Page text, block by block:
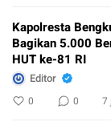
Kapolresta
Bagikan 5.000
HUT ke-81 RI
Editor
0 0 7